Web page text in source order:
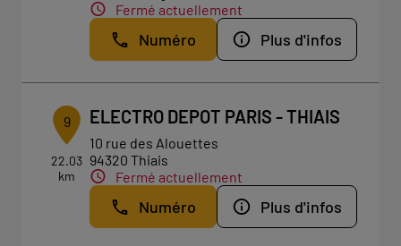
Fermé actuellement
Numéro Plus d'infos
9
22.03
km
ELECTRO DEPOT PARIS - THIAIS
10 rue des Alouettes
94320 Thiais
Fermé actuellement
Numéro Plus d'infos